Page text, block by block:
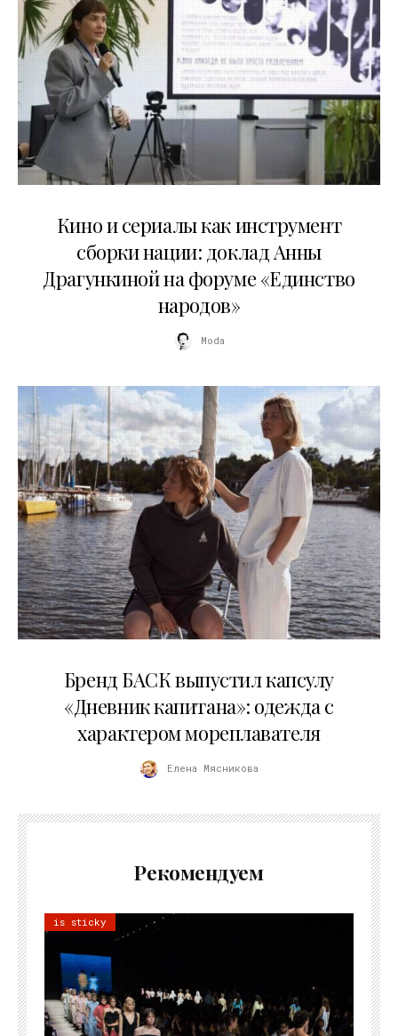
Кино и сериалы как инструмент
сборки нации: доклад Анны
Драгункиной на форуме «Единство
народов»
Moda
Бренд БАСК выпустил капсулу
«Дневник капитана»: одежда с
характером мореплавателя
Елена Мясникова
Рекомендуем
is sticky